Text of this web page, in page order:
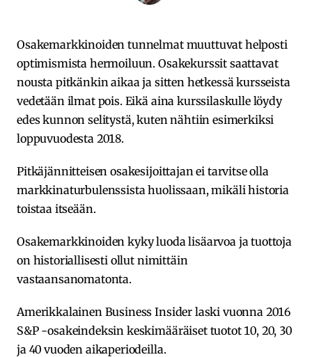
Osakemarkkinoiden tunnelmat muuttuvat helposti
optimismista hermoiluun. Osakekurssit saattavat
nousta pitkänkin aikaa ja sitten hetkessä kursseista
vedetään ilmat pois. Eikä aina kurssilaskulle löydy
edes kunnon selitystä, kuten nähtiin esimerkiksi
loppuvuodesta 2018.
Pitkäjännitteisen osakesijoittajan ei tarvitse olla
markkinaturbulenssista huolissaan, mikäli historia
toistaa itseään.
Osakemarkkinoiden kyky luoda lisäarvoa ja tuottoja
on historiallisesti ollut nimittäin
vastaansanomatonta.
Amerikkalainen Business Insider laski vuonna 2016
S&P -osakeindeksin keskimääräiset tuotot 10, 20, 30
ja 40 vuoden aikaperiodeilla.